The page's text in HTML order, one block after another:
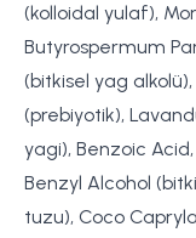
(kolloidal yulaf),
Butyrospermum
(bitkisel yag
(prebiyotik),
yagi), Benzoic
Benzyl Alcohol
tuzu), Coco